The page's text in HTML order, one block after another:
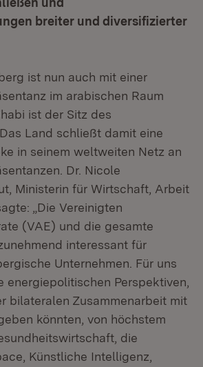
breiter und diversifizierter
ist nun auch mit einer
im arabischen Raum
ist der Sitz des
Land schließt damit eine
in seinem weltweiten Netz an
Dr. Nicole
Ministerin für Wirtschaft, Arbeit
„Die Vereinigten
(VAE) und die gesamte
interessant für
Unternehmen. Für uns
energiepolitischen Perspektiven,
bilateralen Zusammenarbeit mit
könnten, von höchstem
die
Künstliche Intelligenz,